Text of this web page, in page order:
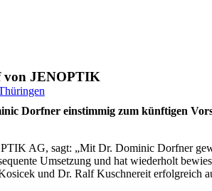
von JENOPTIK
Dorfner einstimmig zum künftigen
AG, sagt: „Mit Dr. Dominic Dorfner
Umsetzung und hat wiederholt
und Dr. Ralf Kuschnereit